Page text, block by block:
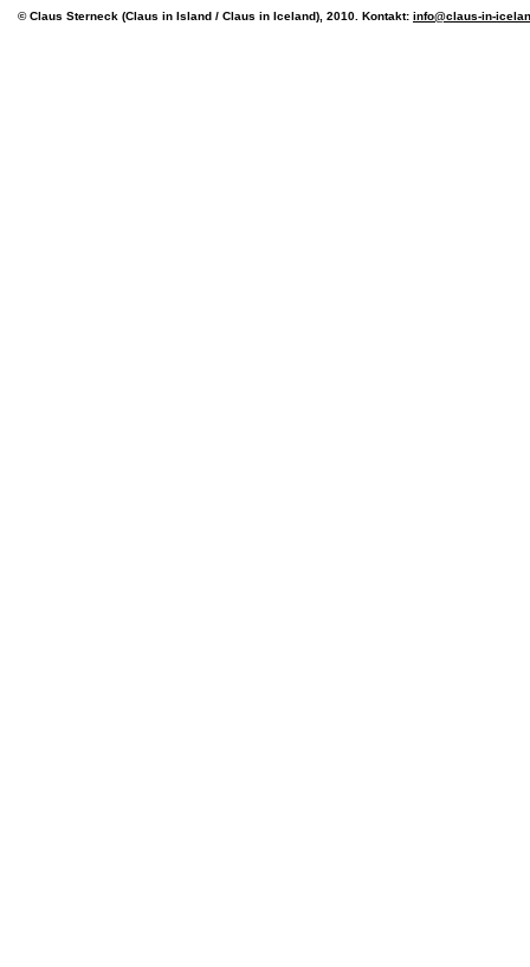
© Claus Sterneck (Claus in Island / Claus in Iceland), 2010. Kontakt: info@claus-in-